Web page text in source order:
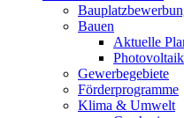
Bauen
Aktuelle
Gewerbegebiete
Förderprogramme
Klima & Umwelt